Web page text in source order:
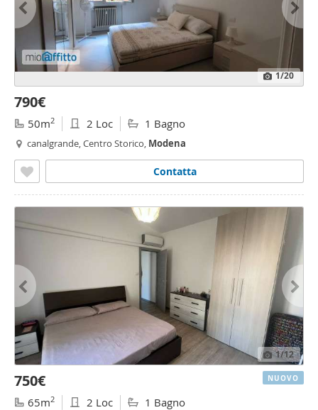
1/20
790€
50m2 2 Loc 1 Bagno
canalgrande, Centro Storico, Modena
Contatta
1/12
750€
65m2 2 Loc 1 Bagno
NUOVO